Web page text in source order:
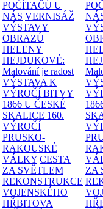
POČÍTAČŮ U
NÁS VERNISÁŽ
VÝSTAVY
OBRAZŮ
HELENY
HEJDUKOVÉ:
Malování je radost
VÝSTAVA K
VÝROČÍ BITVY
1866 U ČESKÉ
SKALICE 160.
VÝROČÍ
PRUSKO-
RAKOUSKÉ
VÁLKY CESTA
ZA SVĚTLEM
REKONSTRUKCE
VOJENSKÉHO
HŘBITOVA
ZA